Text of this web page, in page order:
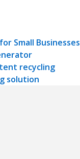
Small Businesses
recycling
solution